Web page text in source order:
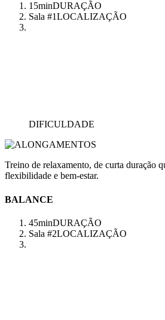
15minDURAÇÃO
Sala #1LOCALIZAÇÃO
DIFICULDADE
Treino de relaxamento, de curta duração
flexibilidade e bem-estar.
BALANCE
45minDURAÇÃO
Sala #2LOCALIZAÇÃO